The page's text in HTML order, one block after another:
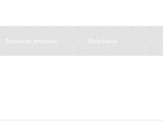
Лучшие по рейтингу Избранные